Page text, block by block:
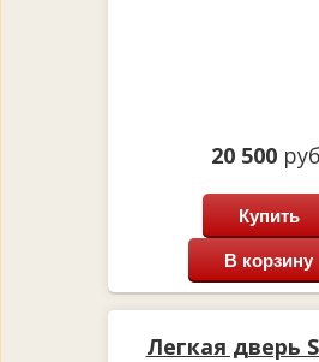
20 500
Купить
В корзину
Легкая дверь